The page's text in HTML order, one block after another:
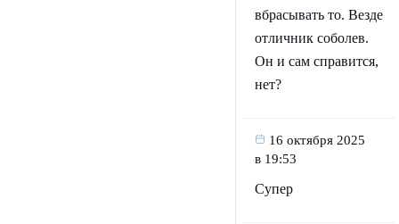
вбрасывать то. Везде
отличник соболев.
Он и сам справится,
нет?
16 октября 2025
в 19:53
Супер